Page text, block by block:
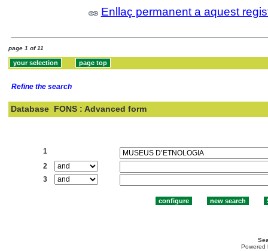
Enllaç permanent a aquest
page 1 of 11
Refine the search
Database FONS : Advanced form
1
2
3